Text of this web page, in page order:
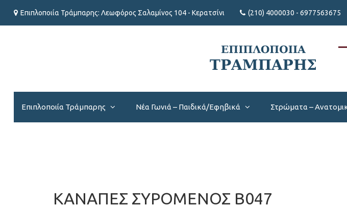
Επιπλοποιία Τράμπαρης: Λεωφόρος Σαλαμίνος 104 - Κερατσίνι (210) 4000030 - 6977563675
Επιπλοποιία Τράμπαρης Νέα Γωνιά – Παιδικά/Εφηβικά Στρώματα –
ΚΑΝΑΠΕΣ ΣΥΡΟΜΕΝΟΣ Β047